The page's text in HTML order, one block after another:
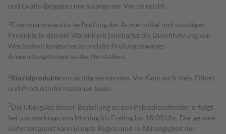
und Gratis-Beigaben nur solange der Vorrat reicht.
1 Eine pharmazeutische Prüfung der Arzneimittel und sonstigen
Produkte in deinem Warenkorb beinhaltet die Durchführung von
Wechselwirkungschecks und die Prüfung etwaiger
Anwendungshinweise des Herstellers.
2Biozidproduktevorsichtig verwenden. Vor Gebrauch stets Etikett
und Produktinformationen lesen.
3Die Übergabe deiner Bestellung an den Paketdienstleister erfolgt
bei uns werktags von Montag bis Freitag bis 18:00 Uhr. Der genaue
Lieferzeitpunkt kann je nach Region und in Abhängigkeit der